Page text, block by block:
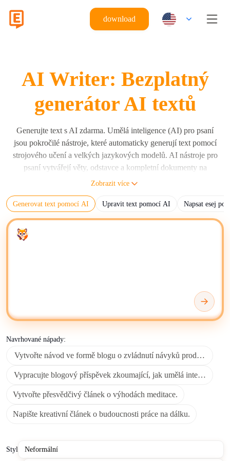
download
AI Writer: Bezplatný
generátor AI textů
Generujte text s AI zdarma. Umělá inteligence (AI) pro psaní
jsou pokročilé nástroje, které automaticky generují text pomocí
strojového učení a velkých jazykových modelů. AI nástroje pro
psaní vytvářejí věty, odstavce a kompletní dokumenty na
základě uživatelských instrukcí s využitím velkých jazykových
generátor textu vytváří člověkem čitelný text na základě
vstupních pokynů, algoritmů a trénovacích dat. Hlavní funkcí
AI nástrojů pro psaní je automatizace tvorby obsahu pro různé
psané formáty, včetně blogů, článků, příspěvků na sociálních
nápadů na obsah. Určete čitelnost textu, délku, sentiment, tón,
odbornost, jasnost, konzistenci formátování, lexikální
rozmanitost a gramatickou přesnost.
Svůj obsah generovaný umělou inteligencí můžete ukládat,
organizovat a upravovat pomocí nástrojů jakoMicrosoft
preferovaného pracovního prostředí.
platformy jakoNotion flexibilní prostředí pro efektivní
být užitečné odkazovat na
Zobrazit více
Generovat text pomocí AI Upravit text pomocí AI Napsat esej
Navrhované nápady:
Vytvořte návod ve formě blogu o zvládnutí návyků produktivity.
Vypracujte blogový příspěvek zkoumající, jak umělá inteligence
Vytvořte přesvědčivý článek o výhodách meditace.
Napište kreativní článek o budoucnosti práce na dálku.
Styl